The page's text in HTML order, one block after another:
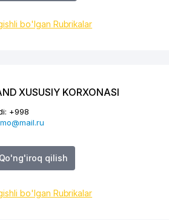
bo'lgan Rubrikalar
XUSUSIY KORXONASI
+998
qilish
bo'lgan Rubrikalar